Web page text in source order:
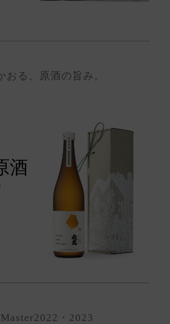
おる、原酒の旨み。
酒
・2023